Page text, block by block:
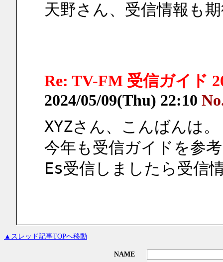
天野さん、受信情報も
Re: TV-FM 受信ガイド
2024/05/09(Thu) 22:10
XYZさん、こんばんは。
今年も受信ガイドを参
Es受信しましたら受信
▲スレッド記事TOPへ移動
NAME